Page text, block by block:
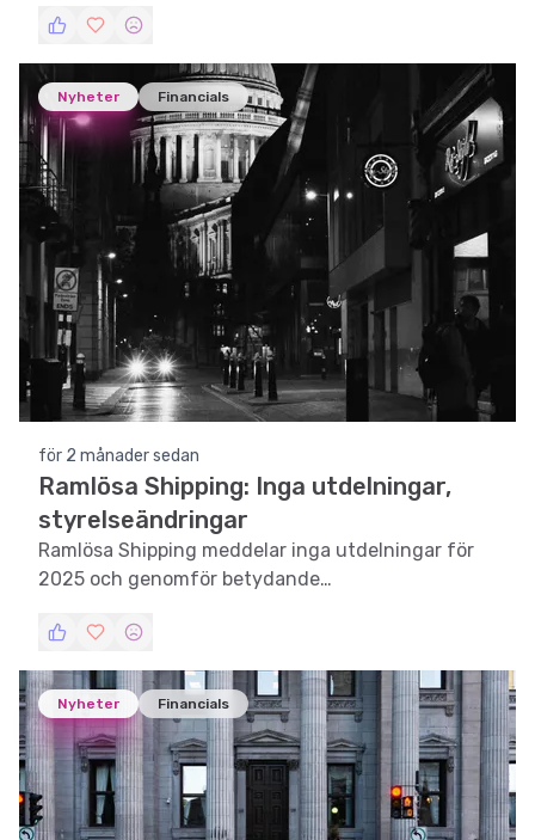
utses.
Nyheter Financials
för 2 månader sedan
Ramlösa Shipping: Inga utdelningar,
styrelseändringar
Ramlösa Shipping meddelar inga utdelningar för
2025 och genomför betydande
Nyheter Financials